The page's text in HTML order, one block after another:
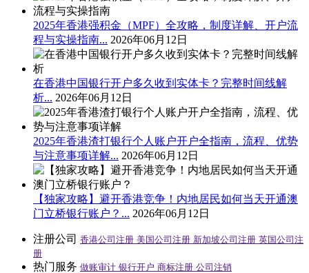
2025年香港强积金（MPF）全攻略，制度详解、开户流
程与实操指南... 2026年06月12日
在香港中国银行开户多久收到实体卡？完整时间线解
析... 2026年06月12日
2025年香港渣打银行个人账户开户全指南，流程、优势
与注意事项详解... 2026年06月12日
【独家攻略】避开香港竞争！内地居民如何当天开通澳
门立桥银行账户？... 2026年06月12日
注册公司 香港公司注册 美国公司注册 新加坡公司注册 英国公司注
册
热门服务 做账审计 银行开户 商标注册 公司注销